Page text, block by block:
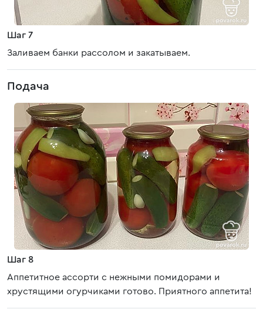
Шаг 7
Заливаем банки рассолом и закатываем.
Подача
Шаг 8
Аппетитное ассорти с нежными помидорами и
хрустящими огурчиками готово. Приятного аппетита!